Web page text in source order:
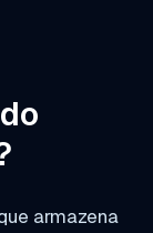
armazena